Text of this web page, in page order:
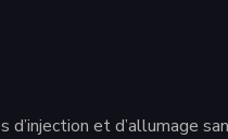
et d’allumage